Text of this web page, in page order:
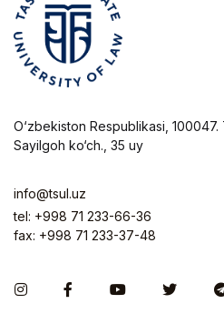
O‘zbekiston Respublikasi, 100047.
Sayilgoh ko‘ch., 35 uy
info@tsul.uz
tel: +998 71 233-66-36
fax: +998 71 233-37-48